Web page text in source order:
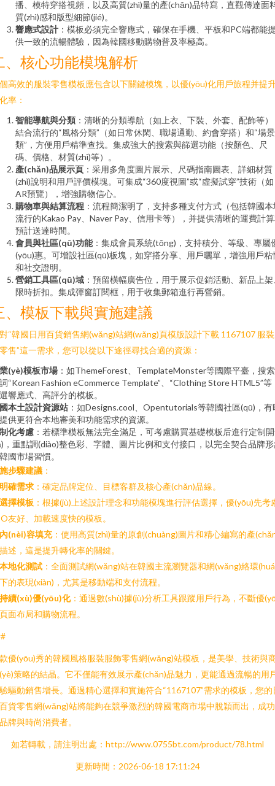
播、模特穿搭視頻，以及高質(zhì)量的產(chǎn)品特寫，直觀傳達面
質(zhì)感和版型細節(jié)。
響應式設計 ：模板必須完全響應式，確保在手機、平板和PC端都能
供一致的流暢體驗，因為韓國移動購物普及率極高。
、核心功能模塊解析
高效的服裝零售模板應包含以下關鍵模塊，以優(yōu)化用戶旅程并提
率：
智能導航與分類 ：清晰的分類導航（如上衣、下裝、外套、配飾等）
結合流行的“風格分類”（如日常休閑、職場通勤、約會穿搭）和“場
類”，方便用戶精準查找。集成強大的搜索與篩選功能（按顏色、尺
碼、價格、材質(zhì)等）。
產(chǎn)品展示頁 ：采用多角度圖片展示、尺碼指南圖表、詳細材質
(zhì)說明和用戶評價模塊。可集成“360度視圖”或“虛擬試穿”技術（如
AR預覽），增強購物信心。
購物車與結算流程 ：流程簡潔明了，支持多種支付方式（包括韓國
流行的Kakao Pay、Naver Pay、信用卡等），并提供清晰的運費計
預計送達時間。
會員與社區(qū)功能：集成會員系統(tǒng)，支持積分、等級、專屬
(yōu)惠。可增設社區(qū)板塊，如穿搭分享、用戶曬單，增強用戶粘
和社交證明。
營銷工具區(qū)域 ：預留橫幅廣告位，用于展示促銷活動、新品上
限時折扣。集成彈窗訂閱框，用于收集郵箱進行再營銷。
、模板下載與實施建議
“韓國日用百貨銷售網(wǎng)站網(wǎng)頁模版設計下載 1167107 服
售”這一需求，您可以從以下途徑尋找合適的資源：
(yè)模板市場 ：如ThemeForest、TemplateMonster等國際平臺，搜
“Korean Fashion eCommerce Template”、“Clothing Store HTML5”等
響應式、高評分的模板。
本土設計資源站 ：如Designs.cool、Opentutorials等韓國社區(qū)，有
供更符合本地審美和功能需求的資源。
化考慮 ：若標準模板無法完全滿足，可考慮購買基礎模板后進行定制
，重點調(diào)整色彩、字體、圖片比例和支付接口，以完全契合品牌
國市場習慣。
步驟建議 ：
明確需求 ：確定品牌定位、目標客群及核心產(chǎn)品線。
選擇模板 ：根據(jù)上述設計理念和功能模塊進行評估選擇，優(yōu)先考
友好、加載速度快的模板。
內(nèi)容填充：使用高質(zhì)量的原創(chuàng)圖片和精心編寫的產
述，這是提升轉化率的關鍵。
本地化測試 ：全面測試網(wǎng)站在韓國主流瀏覽器和網(wǎng)絡環
的表現(xiàn)，尤其是移動端和支付流程。
持續(xù)優(yōu)化：通過數(shù)據(jù)分析工具跟蹤用戶行為，不斷優
面布局和購物流程。
優(yōu)秀的韓國風格服裝服飾零售網(wǎng)站模板，是美學、技術與
策略的結晶。它不僅能有效展示產(chǎn)品魅力，更能通過流暢的用
驅動銷售增長。通過精心選擇和實施符合“1167107”需求的模板，您的
貨零售網(wǎng)站將能夠在競爭激烈的韓國電商市場中脫穎而出，成
牌與時尚消費者。
如若轉載，請注明出處：http://www.0755bt.com/product/78.html
更新時間：2026-06-18 17:11:24